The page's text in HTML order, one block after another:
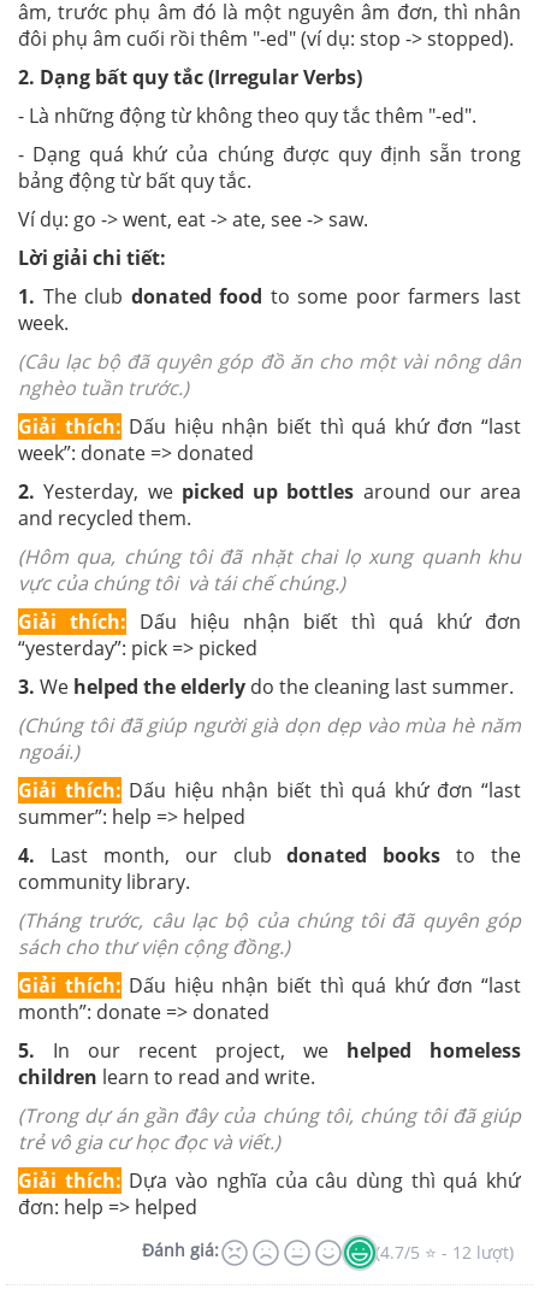
âm, trước phụ âm đó là một nguyên âm đơn, thì nhân
đôi phụ âm cuối rồi thêm "-ed" (ví dụ: stop -> stopped).
2. Dạng bất quy tắc (Irregular Verbs)
- Là những động từ không theo quy tắc thêm "-ed".
- Dạng quá khứ của chúng được quy định sẵn trong
bảng động từ bất quy tắc.
Ví dụ: go -> went, eat -> ate, see -> saw.
Lời giải chi tiết:
1. The club donated food to some poor farmers last
week.
(Câu lạc bộ đã quyên góp đồ ăn cho một vài nông dân
nghèo tuần trước.)
Giải thích: Dấu hiệu nhận biết thì quá khứ đơn “last
week”: donate => donated
2. Yesterday, we picked up bottles around our area
and recycled them.
(Hôm qua, chúng tôi đã nhặt chai lọ xung quanh khu
vực của chúng tôi và tái chế chúng.)
Giải thích: Dấu hiệu nhận biết thì quá khứ đơn
“yesterday”: pick => picked
3. We helped the elderly do the cleaning last summer.
(Chúng tôi đã giúp người già dọn dẹp vào mùa hè năm
ngoái.)
Giải thích: Dấu hiệu nhận biết thì quá khứ đơn “last
summer”: help => helped
4. Last month, our clubdonated books to the
community library.
(Tháng trước, câu lạc bộ của chúng tôi đã quyên góp
sách cho thư viện cộng đồng.)
Giải thích: Dấu hiệu nhận biết thì quá khứ đơn “last
month”: donate => donated
5. In our recent project, we helped homeless
children learn to read and write.
(Trong dự án gần đây của chúng tôi, chúng tôi đã giúp
trẻ vô gia cư học đọc và viết.)
Giải thích: Dựa vào nghĩa của câu dùng thì quá khứ
đơn: help => helped
Đánh giá: (4.7/5 ⭐ - 12 lượt)